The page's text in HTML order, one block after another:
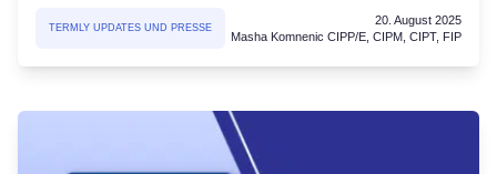
TERMLY UPDATES UND PRESSE
20. August 2025
Masha Komnenic CIPP/E, CIPM, CIPT, FIP